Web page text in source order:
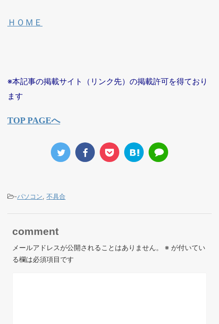
ＨＯＭＥ
※本記事の掲載サイト（リンク先）の掲載許可を得ており
ます
TOP PAGEへ
-パソコン, 不具合
comment
メールアドレスが公開されることはありません。 ※ が付いてい
る欄は必須項目です